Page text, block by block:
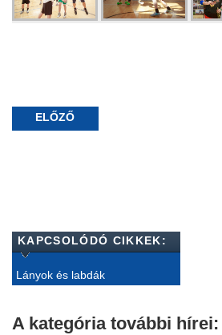
ELŐZŐ
KAPCSOLÓDÓ CIKKEK:
Lányok és labdák
A kategória további hírei: